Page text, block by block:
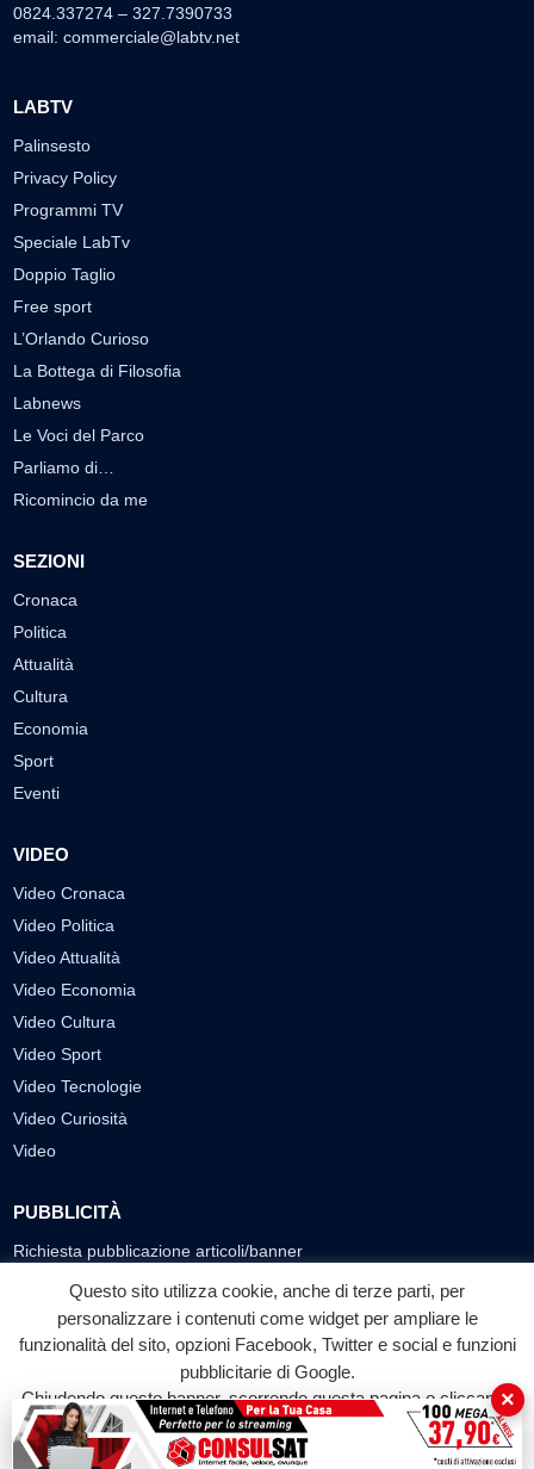
0824.337274 – 327.7390733
email: commerciale@labtv.net
LABTV
Palinsesto
Privacy Policy
Programmi TV
Speciale LabTv
Doppio Taglio
Free sport
L’Orlando Curioso
La Bottega di Filosofia
Labnews
Le Voci del Parco
Parliamo di…
Ricomincio da me
SEZIONI
Cronaca
Politica
Attualità
Cultura
Economia
Sport
Eventi
VIDEO
Video Cronaca
Video Politica
Video Attualità
Video Economia
Video Cultura
Video Sport
Video Tecnologie
Video Curiosità
Video
PUBBLICITÀ
Richiesta pubblicazione articoli/banner
SEGUICI SUI SOCIAL
f
Facebook
◎ ▶
YouTube
© 2026 LABTV - Tutti i diritti riservati
Questo sito utilizza cookie, anche di terze parti, per
personalizzare i contenuti come widget per ampliare le
funzionalità del sito, opzioni Facebook, Twitter e social e funzioni
pubblicitarie di Google.
Chiudendo questo banner, scorrendo questa pagina o cliccando
su qualunque suo elemento acconsenti all'uso dei cookie.
Accetta
×